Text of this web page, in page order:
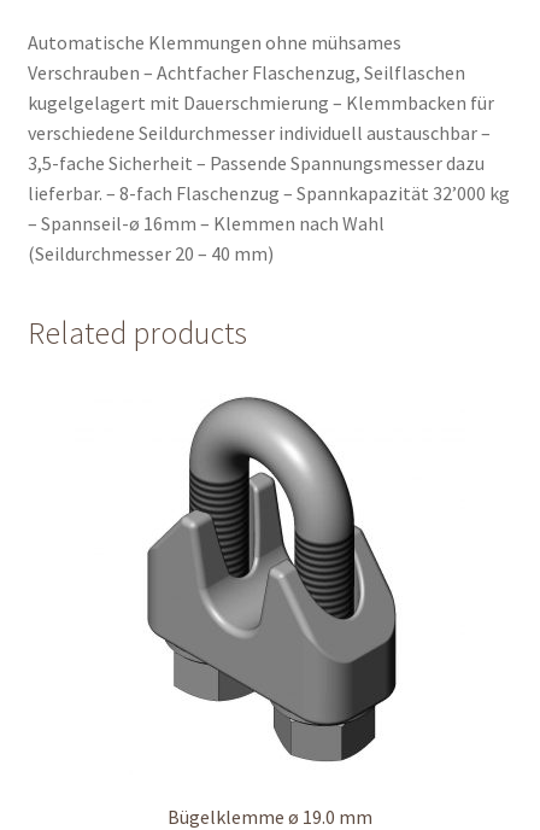
Automatische Klemmungen ohne mühsames
Verschrauben – Achtfacher Flaschenzug, Seilflaschen
kugelgelagert mit Dauerschmierung – Klemmbacken für
verschiedene Seildurchmesser individuell austauschbar –
3,5-fache Sicherheit – Passende Spannungsmesser dazu
lieferbar. – 8-fach Flaschenzug – Spannkapazität 32’000 kg
– Spannseil-ø 16mm – Klemmen nach Wahl
(Seildurchmesser 20 – 40 mm)
Related products
Bügelklemme ø 19.0 mm